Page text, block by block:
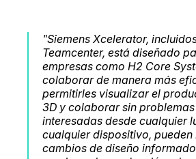
"Siemens Xcelerator,
Teamcenter, está diseñado
empresas como H2 Core
colaborar de manera más
permitirles visualizar el
3D y colaborar sin
interesadas desde cualquier
cualquier dispositivo,
cambios de diseño